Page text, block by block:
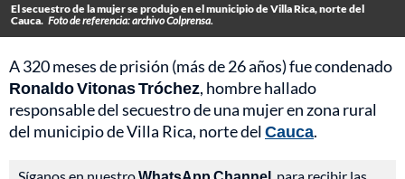
El secuestro de la mujer se produjo en el municipio de Villa Rica, norte del
Cauca. Foto de referencia: archivo Colprensa.
A 320 meses de prisión (más de 26 años) fue condenado
Ronaldo Vitonas Tróchez, hombre hallado
responsable del secuestro de una mujer en zona rural
del municipio de Villa Rica, norte delCauca.